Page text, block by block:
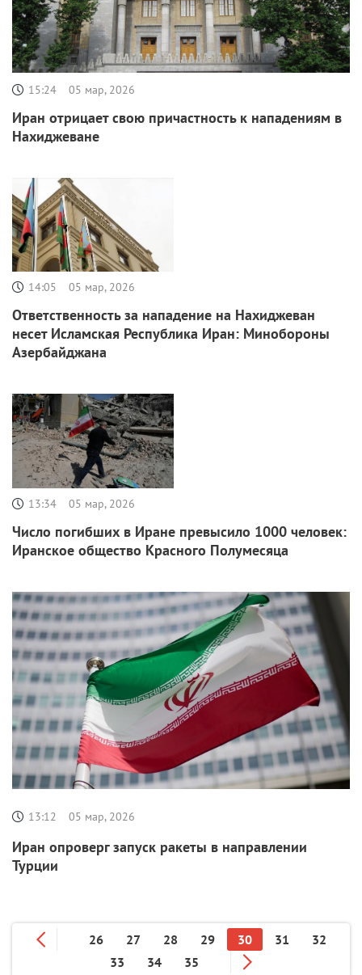
15:24 05 мар, 2026
Иран отрицает свою причастность к нападениям в
Нахиджеване
14:05 05 мар, 2026
Ответственность за нападение на Нахиджеван
несет Исламская Республика Иран: Минобороны
Азербайджана
13:34 05 мар, 2026
Число погибших в Иране превысило 1000 человек:
Иранское общество Красного Полумесяца
13:12 05 мар, 2026
Иран опроверг запуск ракеты в направлении
Турции
26 27 28 29 30 31
32
33
34 35